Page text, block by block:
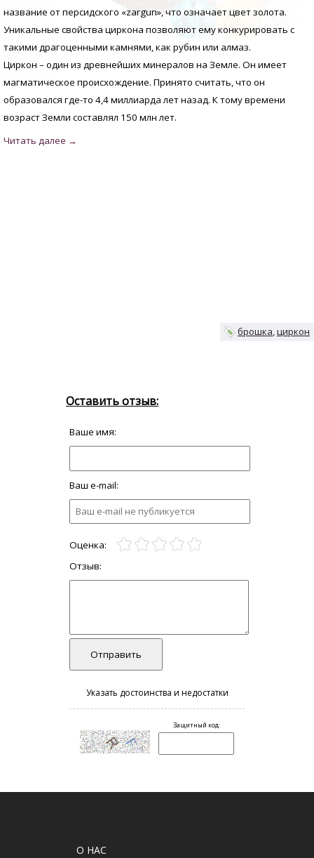
название от персидского «zargun», что означает цвет золота.
Уникальные свойства циркона позволяют ему конкурировать с
такими драгоценными камнями, как рубин или алмаз.
Циркон – один из древнейших минералов на Земле. Он имеет
магматическое происхождение. Принято считать, что он
образовался где-то 4,4 миллиарда лет назад. К тому времени
возраст Земли составлял 150 млн лет.
брошка циркон
О НАС